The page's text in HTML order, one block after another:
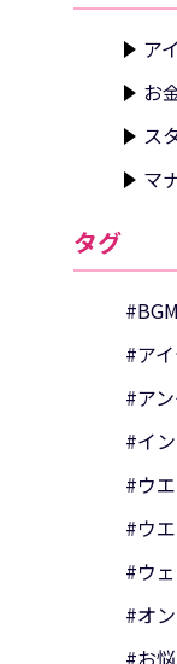
ア
お
ス
マ
タグ
#BGM
#ア
#ア
#イ
#ウ
#ウ
#ウ
#オ